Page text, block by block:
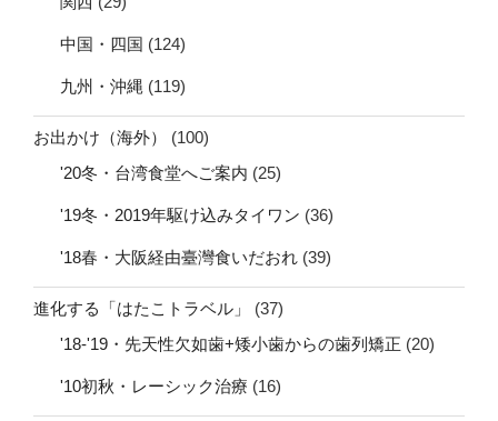
中国・四国 (124)
九州・沖縄 (119)
お出かけ（海外）
(100)
'20冬・台湾食堂へご案内 (25)
'19冬・2019年駆け込みタイワン (36)
'18春・大阪経由臺灣食いだおれ (39)
進化する「はたこトラベル」
(37)
'18-'19・先天性欠如歯+矮小歯からの歯列矯正 (20)
'10初秋・レーシック治療 (16)